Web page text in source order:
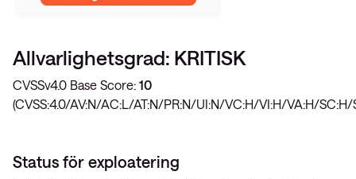
Allvarlighetsgrad: KRITISK
CVSSv4.0 Base Score: 10
(CVSS:4.0/AV:N/AC:L/AT:N/PR:N/UI:N/VC:H/VI:H/VA:H/
Status för exploatering